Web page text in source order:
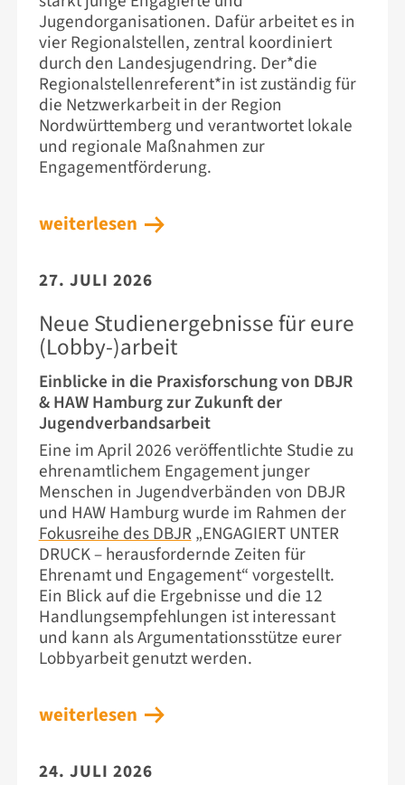
Jugendorganisationen. Dafür arbeitet es in
vier Regionalstellen, zentral koordiniert
durch den Landesjugendring. Der*die
Regionalstellenreferent*in ist zuständig für
die Netzwerkarbeit in der Region
Nordwürttemberg und verantwortet lokale
und regionale Maßnahmen zur
Engagementförderung.
weiterlesen
27. JULI 2026
Neue Studienergebnisse für eure
(Lobby-)arbeit
Einblicke in die Praxisforschung von DBJR
& HAW Hamburg zur Zukunft der
Jugendverbandsarbeit
Eine im April 2026 veröffentlichte Studie zu
ehrenamtlichem Engagement junger
Menschen in Jugendverbänden von DBJR
und HAW Hamburg wurde im Rahmen der
Fokusreihe des DBJR„ENGAGIERT UNTER
DRUCK – herausfordernde Zeiten für
Ehrenamt und Engagement“ vorgestellt.
Ein Blick auf die Ergebnisse und die 12
Handlungsempfehlungen ist interessant
und kann als Argumentationsstütze eurer
Lobbyarbeit genutzt werden.
weiterlesen
24. JULI 2026